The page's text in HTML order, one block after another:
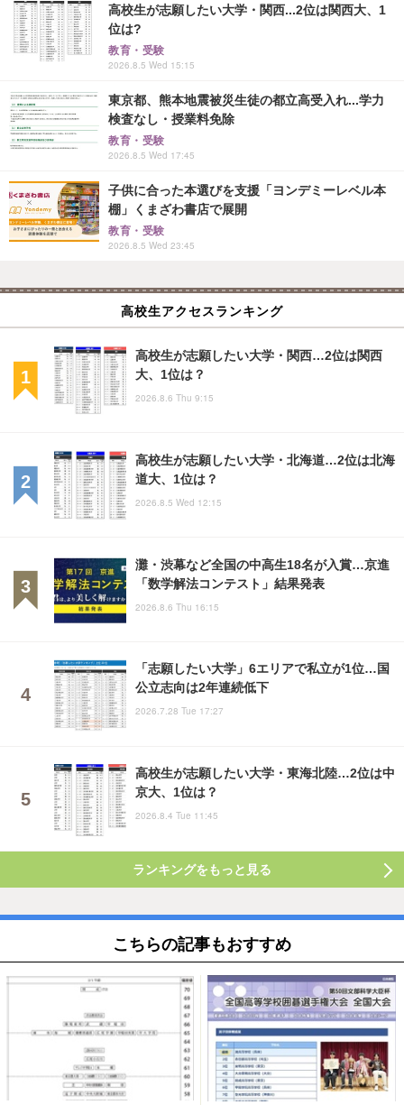
高校生が志願したい大学・関西...2位は関西大、1
位は?
教育・受験
2026.8.5 Wed 15:15
東京都、熊本地震被災生徒の都立高受入れ...学力
検査なし・授業料免除
教育・受験
2026.8.5 Wed 17:45
子供に合った本選びを支援「ヨンデミーレベル本
棚」くまざわ書店で展開
教育・受験
2026.8.5 Wed 23:45
高校生アクセスランキング
高校生が志願したい大学・関西…2位は関西
大、1位は？
2026.8.6 Thu 9:15
高校生が志願したい大学・北海道…2位は北海
道大、1位は？
2026.8.5 Wed 12:15
灘・渋幕など全国の中高生18名が入賞…京進
「数学解法コンテスト」結果発表
2026.8.6 Thu 16:15
「志願したい大学」6エリアで私立が1位…国
公立志向は2年連続低下
2026.7.28 Tue 17:27
高校生が志願したい大学・東海北陸…2位は中
京大、1位は？
2026.8.4 Tue 11:45
ランキングをもっと見る
こちらの記事もおすすめ